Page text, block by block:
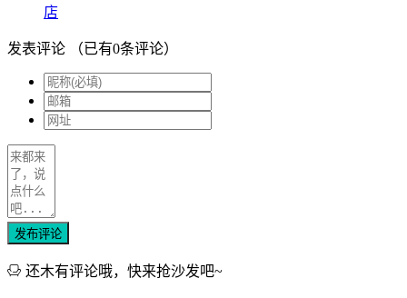
店
发表评论 （已有0条评论）
发布评论
还木有评论哦，快来抢沙发吧~